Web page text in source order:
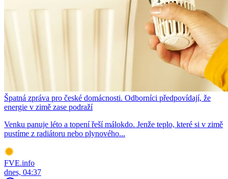
Špatná zpráva pro české domácnosti. Odborníci předpovídají, že
energie v zimě zase podraží
Venku panuje léto a topení řeší málokdo. Jenže teplo, které si v zimě
pustíme z radiátoru nebo plynového...
FVE.info
dnes, 04:37